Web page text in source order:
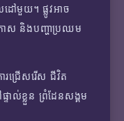
ដៅមួយ។ ផ្លូវអាច
ាស និងបញ្ហាប្រឈម
ជ្រើសរើស ជីវិត
ាល់ខ្លួន ព្រំដែនសង្គម